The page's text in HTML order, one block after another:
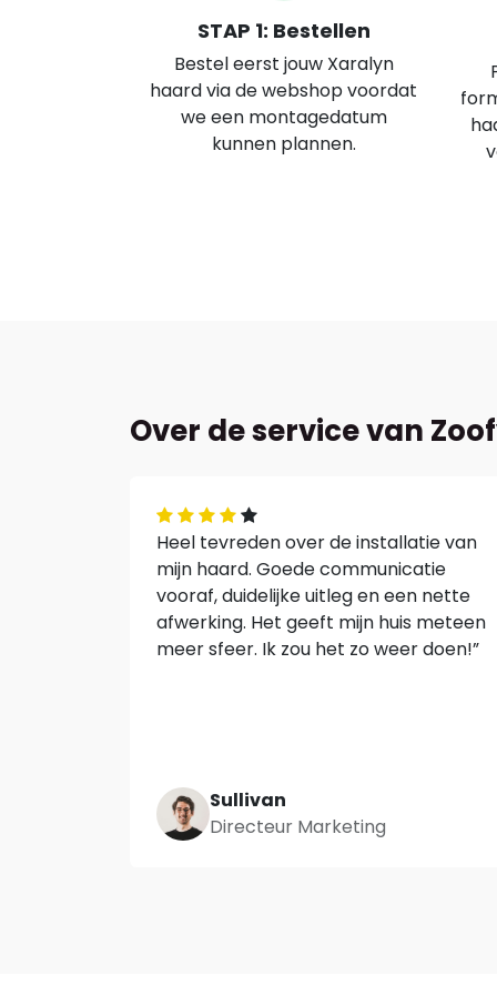
STAP 1: Bestellen
Bestel eerst jouw Xaralyn
haard via de webshop voordat
we een montagedatum
kunnen plannen.
Over de service van
Heel tevreden over de installatie van
mijn haard. Goede communicatie
vooraf, duidelijke uitleg en een nette
afwerking. Het geeft mijn huis meteen
meer sfeer. Ik zou het zo weer doen!”
Sullivan
Directeur Marketing